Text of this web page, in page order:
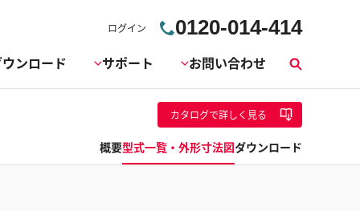
ログイン 0120-014-414
ンロード サポート お問い合わせ
索
カタログで詳しく見る
概要型式一覧・外形寸法図ダウンロード